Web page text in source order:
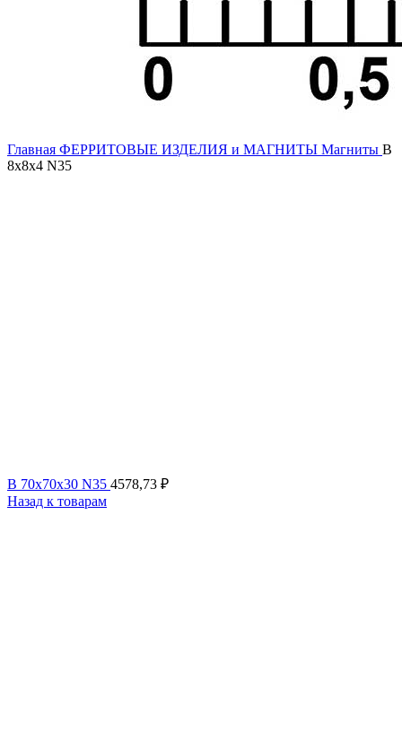
Главная ФЕРРИТОВЫЕ ИЗДЕЛИЯ и МАГНИТЫ Магниты B
8x8x4 N35
B 70x70x30 N35 4578,73 ₽
Назад к товарам